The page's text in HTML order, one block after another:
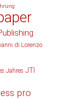
di Lorenzo
Jahres JTI
pro